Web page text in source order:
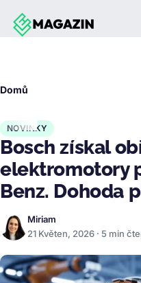
Přejít k hlavnímu obsahu
Domů
NOVINKY
Bosch získal
elektromotory
Benz. Dohoda
Miriam
21 Květen, 2026 · 5 min